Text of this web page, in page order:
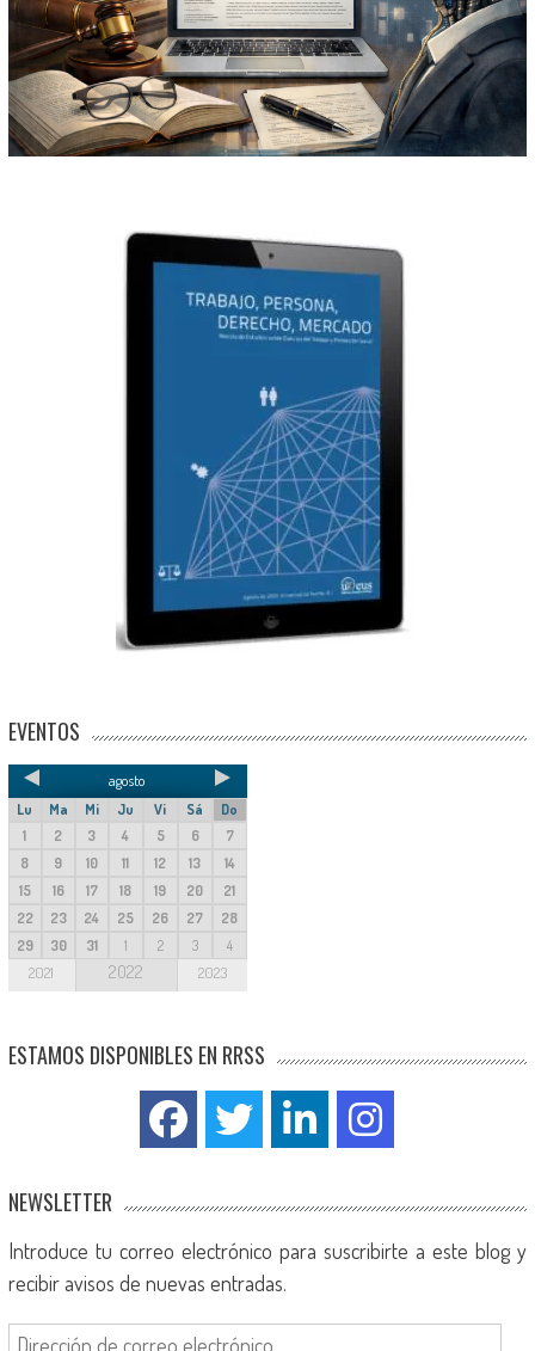
EVENTOS
agosto
Lu Ma Mi Ju Vi Sá
Do
1
2 3 4 5 6
7
8
9 10 11 12 13
14
15
16 17 18 19 20
21
22
23 24 25 26 27
28
29
30 31 1 2 3 4
2021 2022 2023
ESTAMOS DISPONIBLES EN RRSS
NEWSLETTER
Introduce tu correo electrónico para suscribirte a este blog y
recibir avisos de nuevas entradas.